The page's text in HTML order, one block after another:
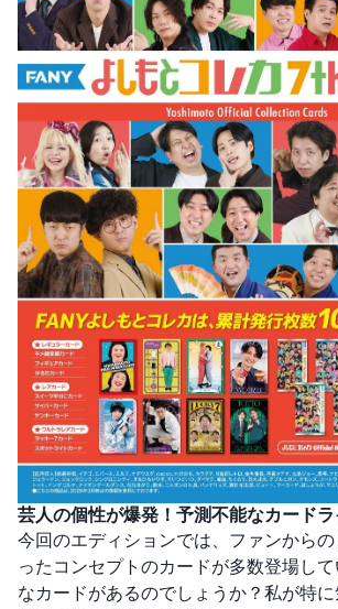
芸人の個性が爆発！予測不能なカード
今回のエディションでは、ファンから
ったコンセプトのカードが多数登場し
なカードがあるのでしょうか？私が特